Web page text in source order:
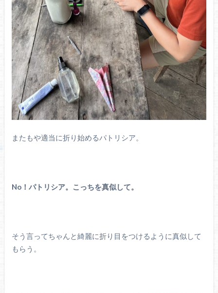
またもや適当に折り始めるパトリシア。
No！パトリシア。こっちを真似して。
そう言ってちゃんと綺麗に折り目をつけるように真似して
もらう。